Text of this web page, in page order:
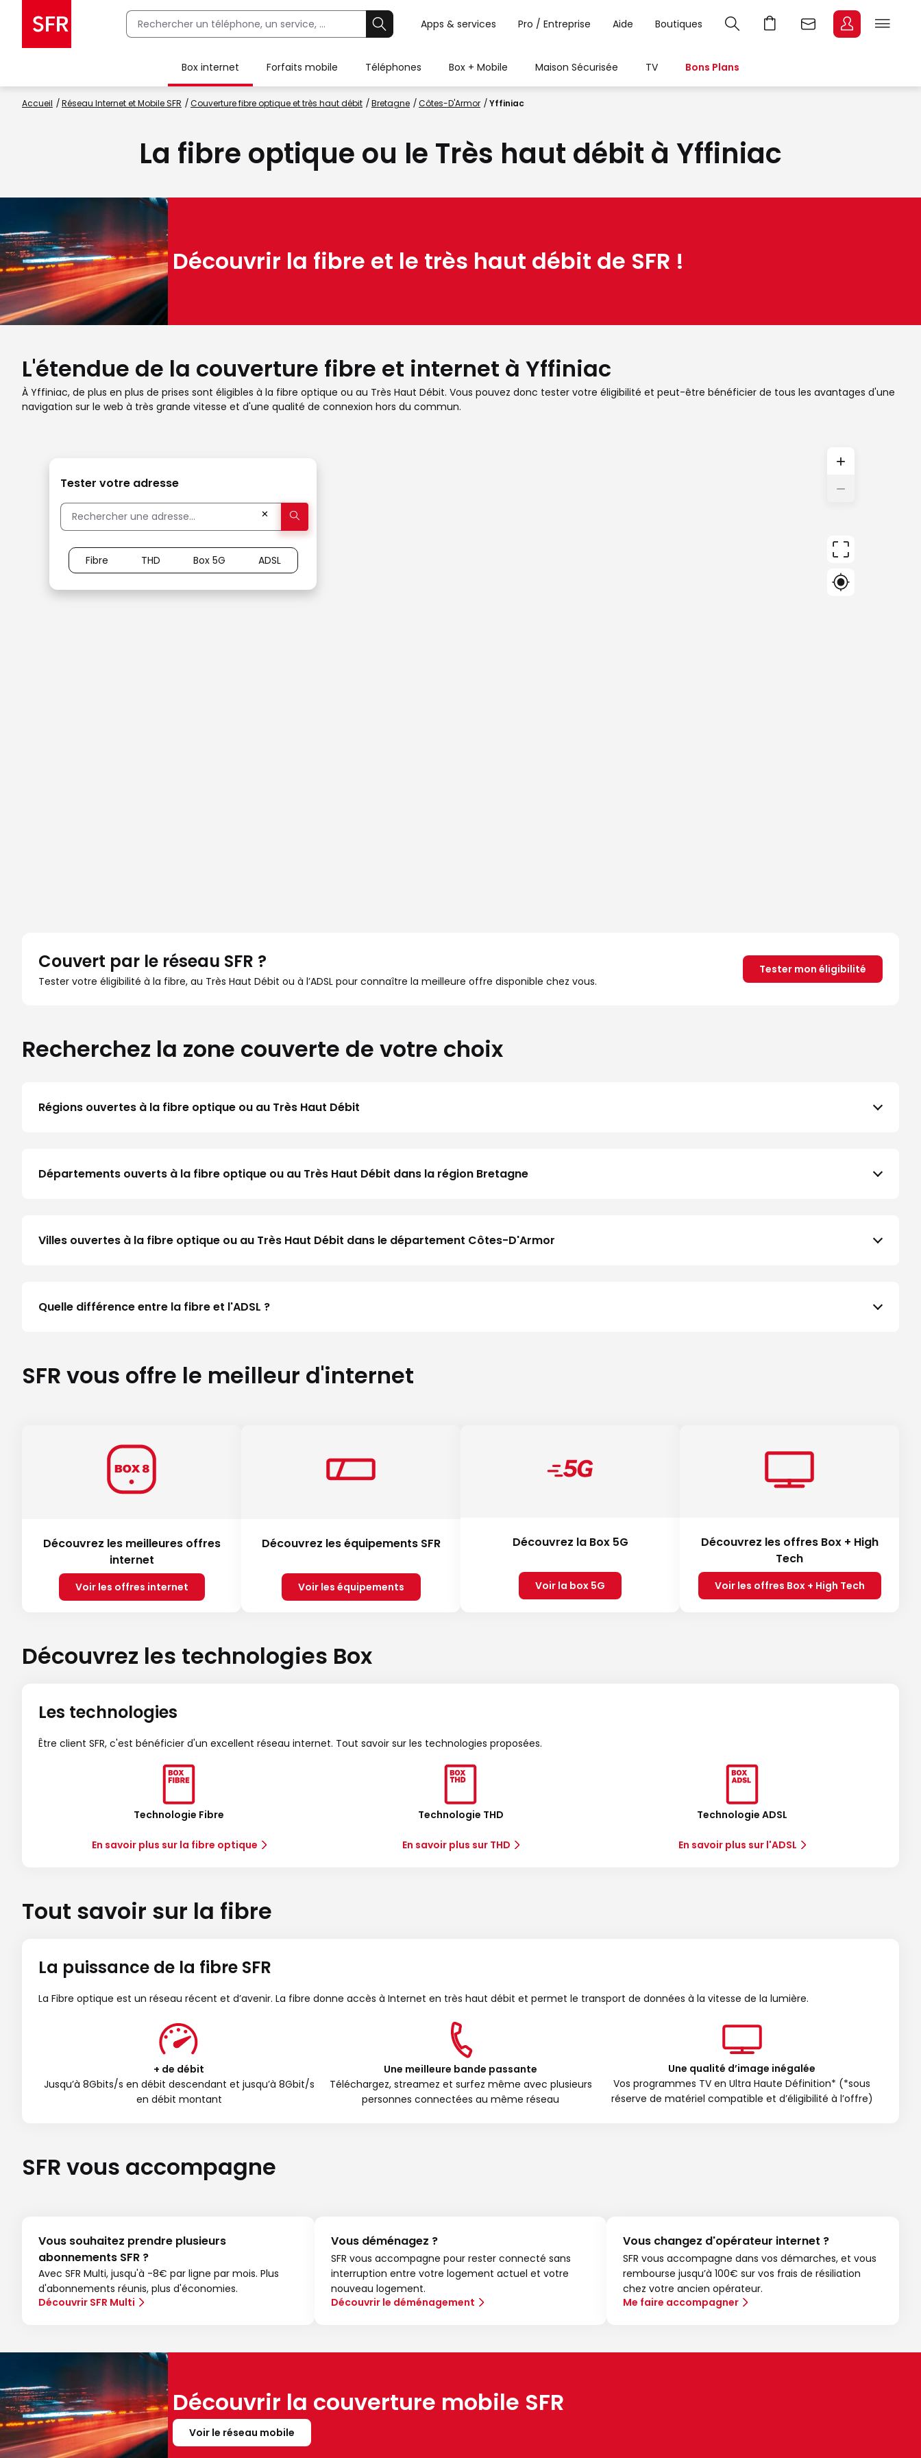
Apps & services Pro / Entreprise Aide Boutiques
Box internet Forfaits mobile Téléphones Box + Mobile Maison Sécurisée TV Bons Plans
Accueil Réseau Internet et Mobile SFR Couverture fibre optique et très haut débit Bretagne Côtes-D'Armor Yffiniac
La fibre optique ou le Très haut débit à Yffiniac
Découvrir la fibre et le très haut débit de SFR !
L'étendue de la couverture fibre et internet à Yffiniac
À Yffiniac, de plus en plus de prises sont éligibles à la fibre optique ou au Très Haut Débit. Vous pouvez donc tester votre éligibilité et peut-être bénéficier de tous les avantages d'une
navigation sur le web à très grande vitesse et d'une qualité de connexion hors du commun.
+
−
Tester votre adresse
✕
Fibre THD Box 5G ADSL
Couvert par le réseau SFR ?
Tester votre éligibilité à la fibre, au Très Haut Débit ou à l’ADSL pour connaître la meilleure offre disponible chez vous.
Tester mon éligibilité
Recherchez la zone couverte de votre choix
Régions ouvertes à la fibre optique ou au Très Haut Débit
Départements ouverts à la fibre optique ou au Très Haut Débit dans la région Bretagne
Villes ouvertes à la fibre optique ou au Très Haut Débit dans le département Côtes-D'Armor
Quelle différence entre la fibre et l'ADSL ?
SFR vous offre le meilleur d'internet
Découvrez les meilleures offres
internet
Voir les offres internet
Découvrez les équipements SFR
Voir les équipements
Découvrez la Box 5G
Voir la box 5G
Découvrez les offres Box + High
Tech
Voir les offres Box + High Tech
Découvrez les technologies Box
Les technologies
Être client SFR, c'est bénéficier d'un excellent réseau internet. Tout savoir sur les technologies proposées.
Technologie Fibre
En savoir plus sur la fibre optique
Technologie THD
En savoir plus sur THD
Technologie ADSL
En savoir plus sur l'ADSL
Tout savoir sur la fibre
La puissance de la fibre SFR
La Fibre optique est un réseau récent et d’avenir. La fibre donne accès à Internet en très haut débit et permet le transport de données à la vitesse de la lumière.
+ de débit
Jusqu’à 8Gbits/s en débit descendant et jusqu’à 8Gbit/s
en débit montant
Une meilleure bande passante
Téléchargez, streamez et surfez même avec plusieurs
personnes connectées au même réseau
Une qualité d’image inégalée
Vos programmes TV en Ultra Haute Définition* (*sous
réserve de matériel compatible et d’éligibilité à l’offre)
SFR vous accompagne
Vous souhaitez prendre plusieurs
abonnements SFR ?
Avec SFR Multi, jusqu'à -8€ par ligne par mois. Plus
d'abonnements réunis, plus d'économies.
Découvrir SFR Multi
Vous déménagez ?
SFR vous accompagne pour rester connecté sans
interruption entre votre logement actuel et votre
nouveau logement.
Découvrir le déménagement
Vous changez d'opérateur internet ?
SFR vous accompagne dans vos démarches, et vous
rembourse jusqu’à 100€ sur vos frais de résiliation
chez votre ancien opérateur.
Me faire accompagner
Découvrir la couverture mobile SFR
Voir le réseau mobile